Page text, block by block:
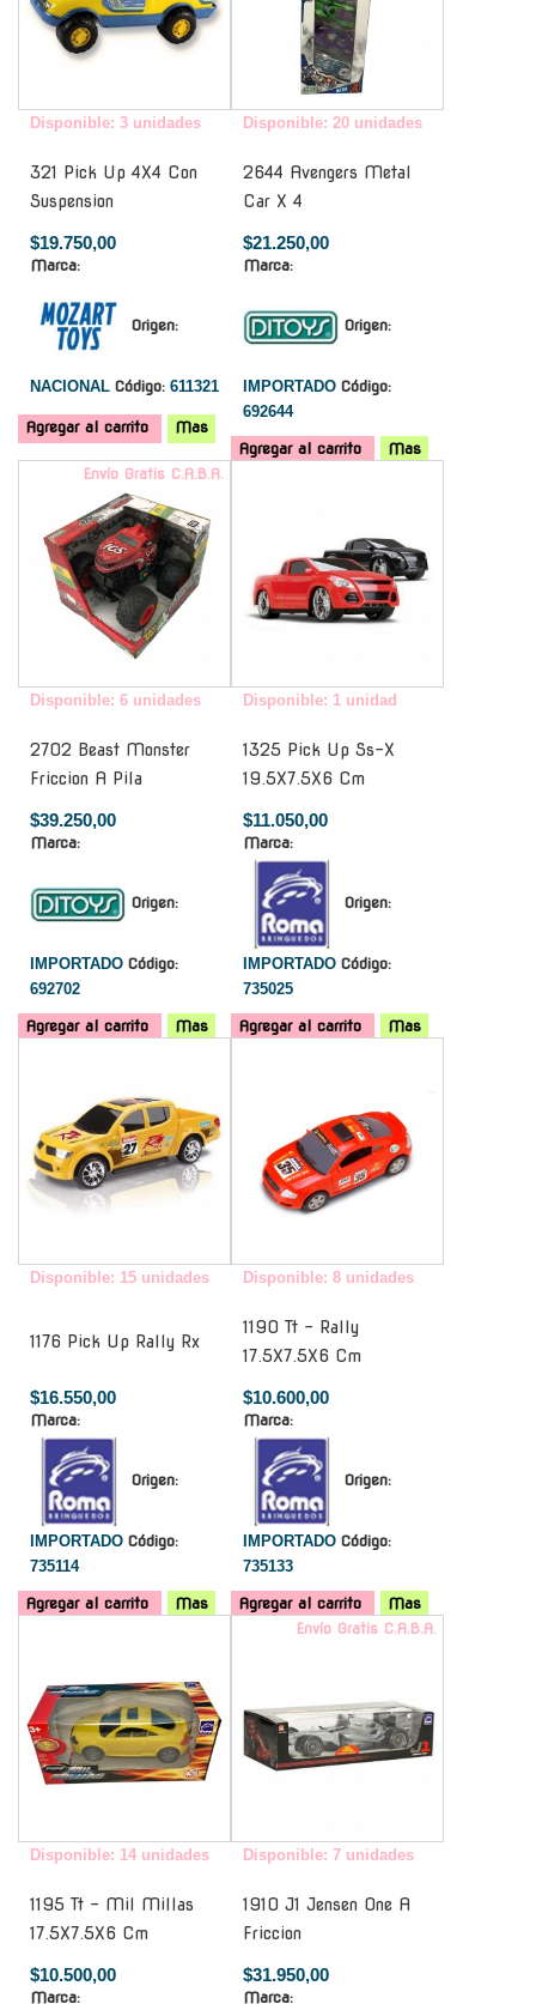
Disponible: 3 unidades
321 Pick Up 4X4 Con
Suspension
$19.750,00
Marca:
Origen:
NACIONAL Código: 611321
Agregar al carrito Mas
Disponible: 20 unidades
2644 Avengers Metal
Car X 4
$21.250,00
Marca:
Origen:
IMPORTADO Código:
692644
Agregar al carrito
Mas
Envío Gratis C.A.B.A.
Disponible: 6 unidades
2702 Beast Monster
Friccion A Pila
$39.250,00
Marca:
Origen:
IMPORTADO Código:
692702
Agregar al carrito Mas
Disponible: 1 unidad
1325 Pick Up Ss-X
19.5X7.5X6 Cm
$11.050,00
Marca:
Origen:
IMPORTADO Código:
735025
Agregar al carrito
Mas
Disponible: 15 unidades
1176 Pick Up Rally Rx
$16.550,00
Marca:
Origen:
IMPORTADO Código:
735114
Agregar al carrito Mas
Disponible: 8 unidades
1190 Tt - Rally
17.5X7.5X6 Cm
$10.600,00
Marca:
Origen:
IMPORTADO Código:
735133
Agregar al carrito
Mas
Disponible: 14 unidades
1195 Tt - Mil Millas
17.5X7.5X6 Cm
$10.500,00
Marca:
Envío Gratis C.A.B.A.
Disponible: 7 unidades
1910 J1 Jensen One A
Friccion
$31.950,00
Marca: